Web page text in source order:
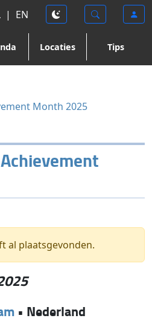
| EN
Locaties Tips
Month 2025
al plaatsgevonden.
• Nederland